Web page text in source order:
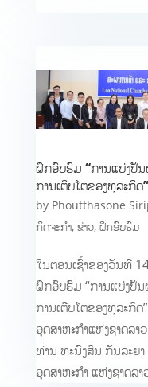
ຝຶກອົບຮົມ “ການແບ່ງປັນ
ການເຕີບໂຕຂອງທຸລະກິດ”
by Phoutthasone
ກິດຈະກຳ, ຂ່າວ, ຝຶກອົບຮົມ
ໃນຕອນເຊົ້າຂອງວັນທີ
ຝຶກອົບຮົມ “ການແບ່ງປັນ
ການເຕີບໂຕຂອງທຸລະກິດ
ອຸດສາຫະກຳແຫ່ງຊາດລາ
ທ່ານ ທະນົງສິນ ກັນລະຍາ
ອຸດສາຫະກຳ ແຫ່ງຊາດລາ